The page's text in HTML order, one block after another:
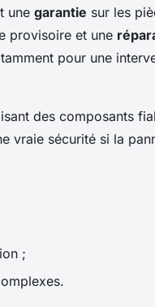
une garantie sur les
provisoire et une
pour une
des composants
vraie sécurité si la
;